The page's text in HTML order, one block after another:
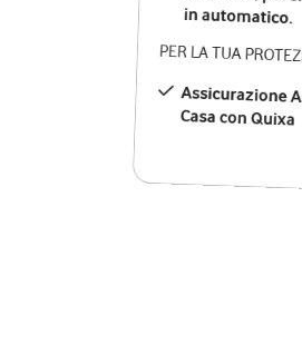
in automatico.
PER LA TUA
Assicurazione
Casa con Quixa